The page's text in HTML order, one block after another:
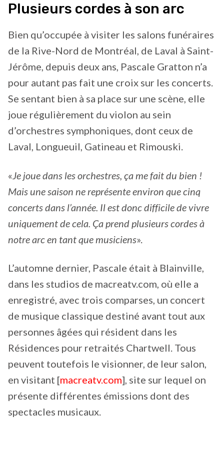
Plusieurs cordes à son arc
Bien qu’occupée à visiter les salons funéraires
de la Rive-Nord de Montréal, de Laval à Saint-
Jérôme, depuis deux ans, Pascale Gratton n’a
pour autant pas fait une croix sur les concerts.
Se sentant bien à sa place sur une scène, elle
joue régulièrement du violon au sein
d’orchestres symphoniques, dont ceux de
Laval, Longueuil, Gatineau et Rimouski.
«Je joue dans les orchestres, ça me fait du bien !
Mais une saison ne représente environ que cinq
concerts dans l’année. Il est donc difficile de vivre
uniquement de cela. Ça prend plusieurs cordes à
notre arc en tant que musiciens».
L’automne dernier, Pascale était à Blainville,
dans les studios de macreatv.com, où elle a
enregistré, avec trois comparses, un concert
de musique classique destiné avant tout aux
personnes âgées qui résident dans les
Résidences pour retraités Chartwell. Tous
peuvent toutefois le visionner, de leur salon,
en visitant [macreatv.com], site sur lequel on
présente différentes émissions dont des
spectacles musicaux.